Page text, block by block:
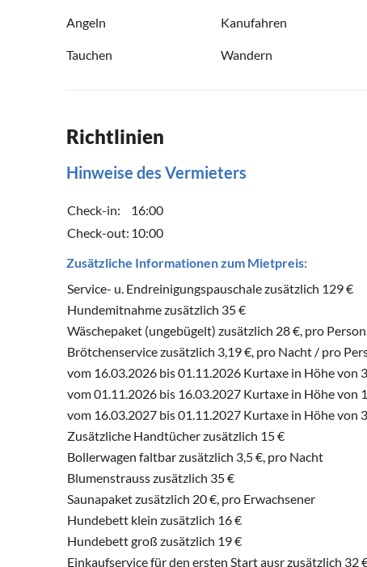
Angeln Kanufahren
Tauchen Wandern
Richtlinien
Hinweise des Vermieters
Check-in:
16:00
Check-out: 10:00
Zusätzliche Informationen zum Mietpreis:
Service- u. Endreinigungspauschale zusätzlich 129 €
Hundemitnahme zusätzlich 35 €
Wäschepaket (ungebügelt) zusätzlich 28 €, pro Person
Brötchenservice zusätzlich 3,19 €, pro Nacht / pro
vom 16.03.2026 bis 01.11.2026 Kurtaxe in Höhe von
vom 01.11.2026 bis 16.03.2027 Kurtaxe in Höhe von
vom 16.03.2027 bis 01.11.2027 Kurtaxe in Höhe von
Zusätzliche Handtücher zusätzlich 15 €
Bollerwagen faltbar zusätzlich 3,5 €, pro Nacht
Blumenstrauss zusätzlich 35 €
Saunapaket zusätzlich 20 €, pro Erwachsener
Hundebett klein zusätzlich 16 €
Hundebett groß zusätzlich 19 €
Einkaufservice für den ersten Start ausr zusätzlich 32